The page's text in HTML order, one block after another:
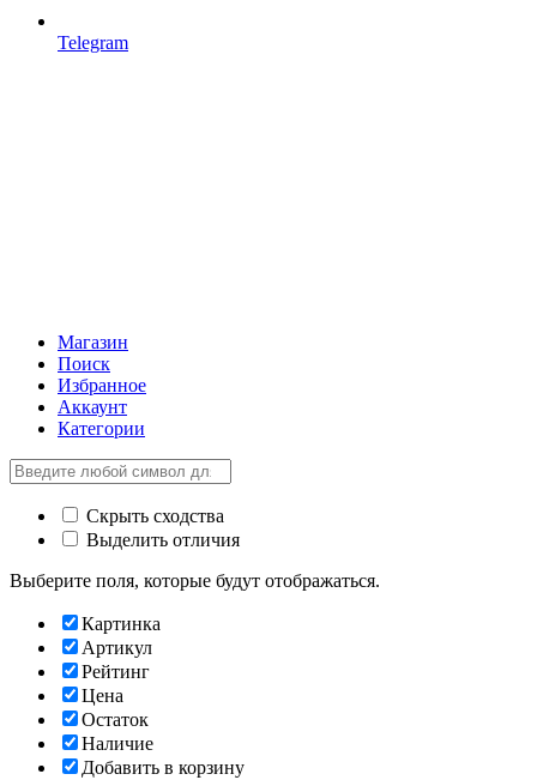
Telegram
Магазин
Поиск
Избранное
Аккаунт
Категории
Скрыть сходства
Выделить отличия
Выберите поля, которые будут отображаться.
Картинка
Артикул
Рейтинг
Цена
Остаток
Наличие
Добавить в корзину